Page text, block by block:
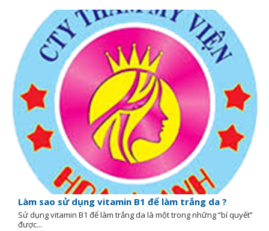
Làm sao sử dụng vitamin B1 để làm trắng da ?
Sử dụng vitamin B1 để làm trắng da là một trong những “bí quyết”
được...